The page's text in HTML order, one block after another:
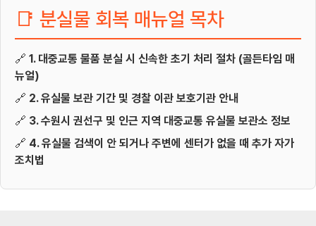
📑 분실물 회복 매뉴얼 목차
🔗 1. 대중교통 물품 분실 시 신속한 초기 처리 절차 (골든타임 매
뉴얼)
🔗 2. 유실물 보관 기간 및 경찰 이관 보호기관 안내
🔗 3. 수원시 권선구 및 인근 지역 대중교통 유실물 보관소 정보
🔗 4. 유실물 검색이 안 되거나 주변에 센터가 없을 때 추가 자가
조치법